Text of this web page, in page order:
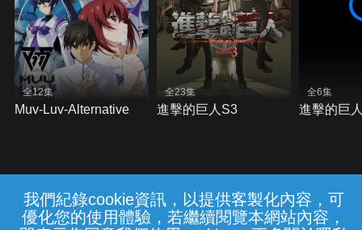
我們紀錄cookie資訊，以提供客製化內容，可
優化您的使用體驗，若繼續閱覽本網站內容，
全12集
Muv-Luv-Alternative
全23集
進擊的巨人S3
全6集
進擊的巨
常見問題 線上客服 服務條款 隱私權保護
{{notifyMsg}}